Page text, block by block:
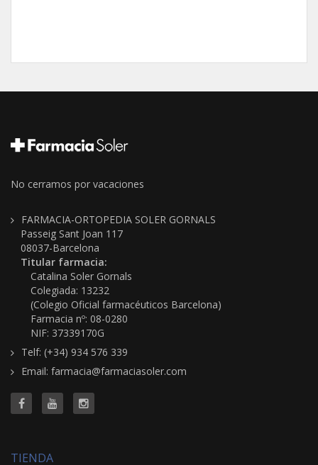
No cerramos por vacaciones
FARMACIA-ORTOPEDIA SOLER GORNALS
Passeig Sant Joan 117
08037-Barcelona
Titular farmacia:
Catalina Soler Gornals
Colegiada: 13232
(Colegio Oficial farmacéuticos Barcelona)
Farmacia nº: 08-0280
NIF: 37339170G
Telf: (+34) 934 576 339
Email: farmacia@farmaciasoler.com
TIENDA